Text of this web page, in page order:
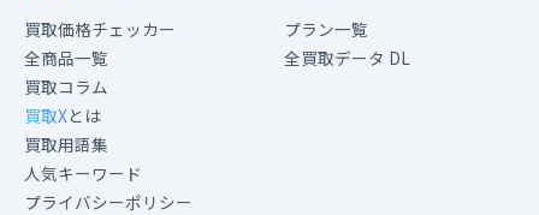
買取価格チェッカー
全商品一覧
買取コラム
買取Xとは
買取用語集
人気キーワード
プライバシーポリシー
プラン一覧
全買取データ DL